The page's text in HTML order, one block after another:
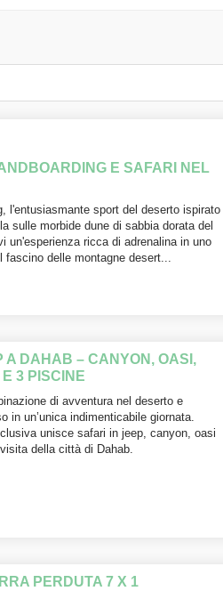
E SAFARI NEL
l'entusiasmante sport del deserto ispirato
sulle morbide dune di sabbia dorata del
un'esperienza ricca di adrenalina in uno
fascino delle montagne desert...
A DAHAB – CANYON, OASI,
3 PISCINE
di avventura nel deserto e
in un’unica indimenticabile giornata.
unisce safari in jeep, canyon, oasi
della città di Dahab.
PERDUTA 7 X 1